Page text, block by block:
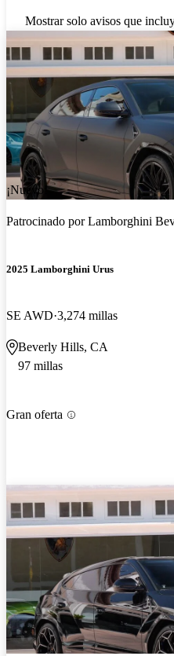
Mostrar solo avisos que
¡Nuevo!
Patrocinado porLamborghini
2025 Lamborghini Urus
SE AWD 3,274 millas
Beverly Hills, CA
97 millas
Gran oferta